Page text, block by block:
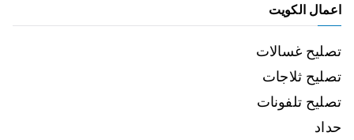
اعمال الكويت
تصليح غسالات
تصليح ثلاجات
تصليح تلفونات
حداد